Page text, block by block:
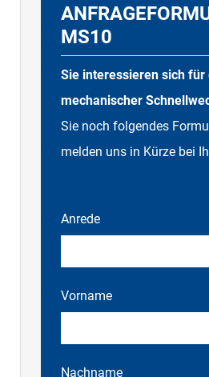
MS10
Sie interessieren sich für
mechanischer
Sie noch folgendes
melden uns in Kürze bei
Anrede
Vorname
Nachname